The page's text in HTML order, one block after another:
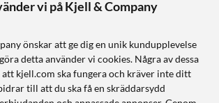
vi på Kjell & Company
önskar att ge dig en unik kundupplevelse
detta använder vi cookies. Några av dessa
kjell.com ska fungera och kräver inte ditt
till att du ska få en skräddarsydd